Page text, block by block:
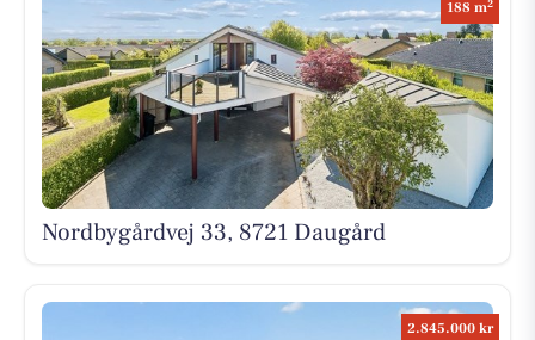
188 m2
Nordbygårdvej 33, 8721 Daugård
2.845.000 kr